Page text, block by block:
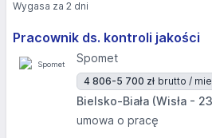
Pracownik ds. kontroli jakości
Spomet
4 806-5 700 zł brutto /
Bielsko-Biała (Wisła -
umowa o pracę
Wygasa za 2 dni